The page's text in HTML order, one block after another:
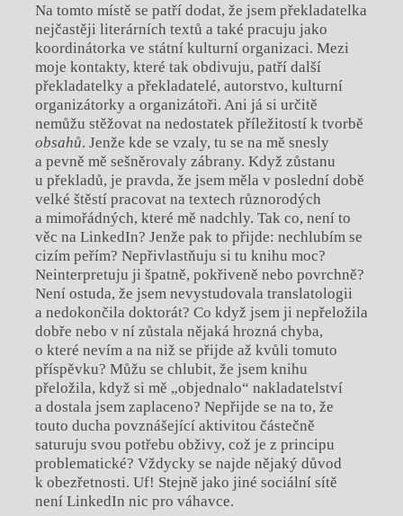
Na tomto místě se patří dodat, že jsem překladatelka
nejčastěji literárních textů a také pracuju jako
koordinátorka ve státní kulturní organizaci. Mezi
moje kontakty, které tak obdivuju, patří další
překladatelky a překladatelé, autorstvo, kulturní
organizátorky a organizátoři. Ani já si určitě
nemůžu stěžovat na nedostatek příležitostí k tvorbě
obsahů. Jenže kde se vzaly, tu se na mě snesly
a pevně mě sešněrovaly zábrany. Když zůstanu
u překladů, je pravda, že jsem měla v poslední době
velké štěstí pracovat na textech různorodých
a mimořádných, které mě nadchly. Tak co, není to
věc na LinkedIn? Jenže pak to přijde: nechlubím se
cizím peřím? Nepřivlastňuju si tu knihu moc?
Neinterpretuju ji špatně, pokřiveně nebo povrchně?
Není ostuda, že jsem nevystudovala translatologii
a nedokončila doktorát? Co když jsem ji nepřeložila
dobře nebo v ní zůstala nějaká hrozná chyba,
o které nevím a na niž se přijde až kvůli tomuto
příspěvku? Můžu se chlubit, že jsem knihu
přeložila, když si mě „objednalo“ nakladatelství
a dostala jsem zaplaceno? Nepřijde se na to, že
touto ducha povznášející aktivitou částečně
saturuju svou potřebu obživy, což je z principu
problematické? Vždycky se najde nějaký důvod
k obezřetnosti. Uf! Stejně jako jiné sociální sítě
není LinkedIn nic pro váhavce.